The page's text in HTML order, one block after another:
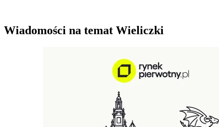
Wiadomości na temat Wieliczki